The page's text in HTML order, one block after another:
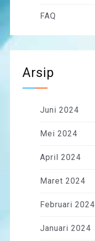
FAQ
Arsip
Juni 2024
Mei 2024
April 2024
Maret 2024
Februari 2024
Januari 2024